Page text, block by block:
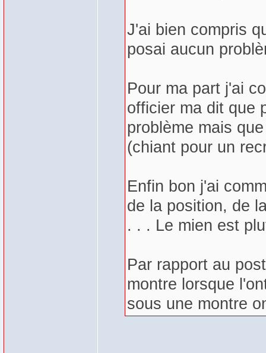
J'ai bien compris
posai aucun
Pour ma part j'ai
officier ma dit que
problème mais
(chiant pour un
Enfin bon j'ai
de la position, de
. . . Le mien est
Par rapport au
montre lorsque
sous une montre